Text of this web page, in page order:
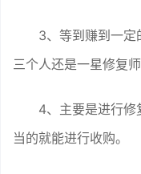
3、等到赚到一定
三个人还是一星修复师
4、主要是进行修
当的就能进行收购。